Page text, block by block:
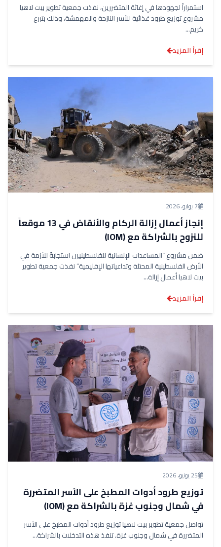
استمراراً لجهودها في إغاثة المتضررين، نفذت جمعية تطوير بيت لاهيا
مشروع توزيع طرود غذائية للأسر النازحة والمهمشة، وذلك بتبرع
كريم...
إقرأ المزيد
7 يوليو، 2026
إنجاز أعمال إزالة الركام والأنقاض في 13 موقعاً
للنزوح بالشراكة مع (IOM)
ضمن مشروع “المساعدات الإنسانية للفلسطينيين استجابةً للأزمة في
الأرض الفلسطينية المحتلة وتداعياتها الإقليمية” نفذت جمعية تطوير
بيت لاهيا أعمال إزالة...
إقرأ المزيد
25 يونيو، 2026
توزيع طرود أدوات المطبخ على الأسر المتضررة
في شمال وجنوب غزة بالشراكة مع (IOM)
تواصل جمعية تطوير بيت لاهيا توزيع طرود أدوات المطبخ على الأسر
المتضررة في شمال وجنوب غزة. تنفذ هذه التدخلات بالشراكة...